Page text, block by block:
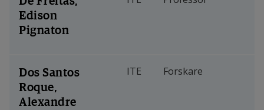
Edison
Pignaton
Dos Santos
Roque,
Alexandre
ITE Forskare